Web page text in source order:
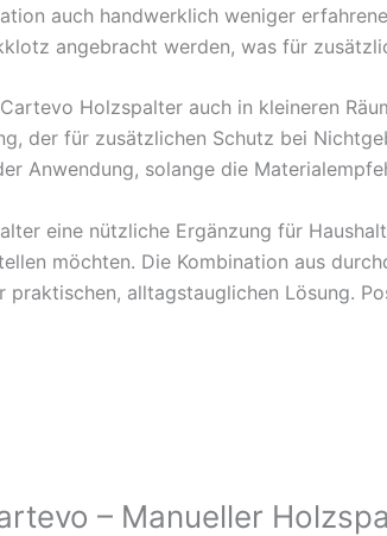
auch handwerklich weniger
angebracht werden, was für
Holzspalter auch in kleineren
der für zusätzlichen Schutz bei
Anwendung, solange die
eine nützliche Ergänzung für
möchten. Die Kombination aus
alltagstauglichen Lösung.
– Manueller